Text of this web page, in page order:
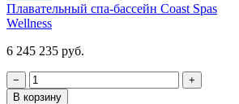
Плавательный спа-бассейн Coast Spas
Wellness
6 245 235 руб.
−
+
В корзину